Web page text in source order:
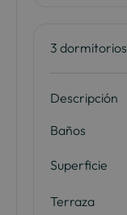
3 dormitorios
Descripción
Baños
Superficie
Terraza